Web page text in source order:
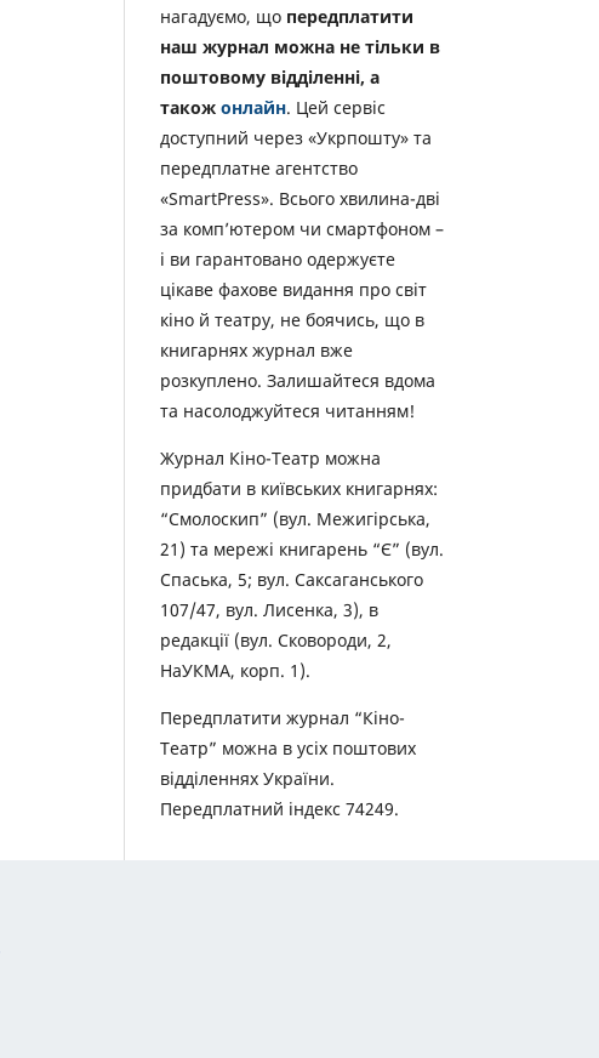
нагадуємо, що передплатити
наш журнал можна не тільки в
поштовому відділенні, а
також онлайн. Цей сервіс
доступний через «Укрпошту» та
передплатне агентство
«SmartPress». Всього хвилина-дві
за комп’ютером чи смартфоном –
і ви гарантовано одержуєте
цікаве фахове видання про світ
кіно й театру, не боячись, що в
книгарнях журнал вже
розкуплено. Залишайтеся вдома
та насолоджуйтеся читанням!
Журнал Кіно-Театр можна
придбати в київських книгарнях:
“Смолоскип” (вул. Межигірська,
21) та мережі книгарень “Є” (вул.
Спаська, 5; вул. Саксаганського
107/47, вул. Лисенка, 3), в
редакції (вул. Сковороди, 2,
НаУКМА, корп. 1).
Передплатити журнал “Кіно-
Театр” можна в усіх поштових
відділеннях України.
Передплатний індекс 74249.